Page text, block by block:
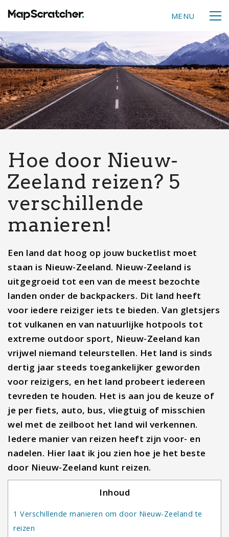
MENU
Hoe door Nieuw-
Zeeland reizen? 5
verschillende
manieren!
Een land dat hoog op jouw bucketlist moet
staan is Nieuw-Zeeland. Nieuw-Zeeland is
uitgegroeid tot een van de meest bezochte
landen onder de backpackers. Dit land heeft
voor iedere reiziger iets te bieden. Van gletsjers
tot vulkanen en van natuurlijke hotpools tot
extreme outdoor sport, Nieuw-Zeeland kan
vrijwel niemand teleurstellen. Het land is sinds
dertig jaar steeds toegankelijker geworden
voor reizigers, en het land probeert iedereen
tevreden te houden. Het is aan jou de keuze of
je per fiets, auto, bus, vliegtuig of misschien
wel met de zeilboot het land wil verkennen.
Iedere manier van reizen heeft zijn voor- en
nadelen. Hier laat ik jou zien hoe je het beste
door Nieuw-Zeeland kunt reizen.
Inhoud
1 Verschillende manieren om door Nieuw-Zeeland te
reizen